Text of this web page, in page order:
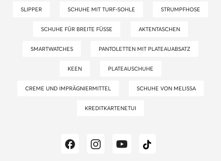
SLIPPER SCHUHE MIT TURF-SOHLE STRUMPFHOSE
SCHUHE FÜR BREITE FÜSSE AKTENTASCHEN
SMARTWATCHES PANTOLETTEN MIT PLATEAUABSATZ
KEEN PLATEAUSCHUHE
CREME UND IMPRÄGNIERMITTEL SCHUHE VON MELISSA
KREDITKARTENETUI